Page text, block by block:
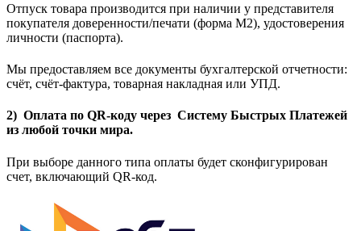
Отпуск товара производится при наличии у представителя
покупателя доверенности/печати (форма M2), удостоверения
личности (паспорта).
Мы предоставляем все документы бухгалтерской отчетности:
счёт, счёт-фактура, товарная накладная или УПД.
2) Оплата по QR-коду через Систему Быстрых Платежей
из любой точки мира.
При выборе данного типа оплаты будет сконфигурирован
счет, включающий QR-код.